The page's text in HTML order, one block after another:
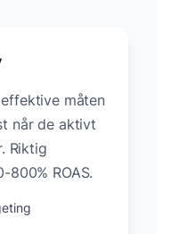
måten
når de aktivt
Riktig
ROAS.